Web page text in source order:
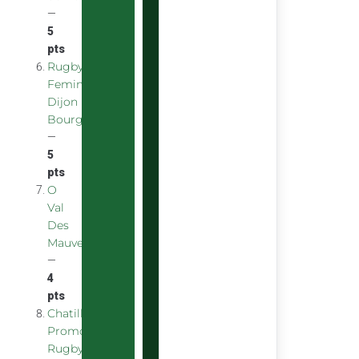
—
5
pts
Rugby
Feminin
Dijon
Bourgogne
—
5
pts
O
Val
Des
Mauves
—
4
pts
Chatillon
Promotion
Rugby